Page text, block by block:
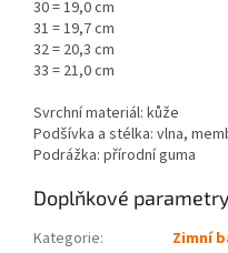
30 = 19,0 cm
31 = 19,7 cm
32 = 20,3 cm
33 = 21,0 cm
Svrchní materiál: kůže
Podšívka a stélka: vlna,
Podrážka: přírodní guma
Doplňkové parametry
Kategorie:
Zimní